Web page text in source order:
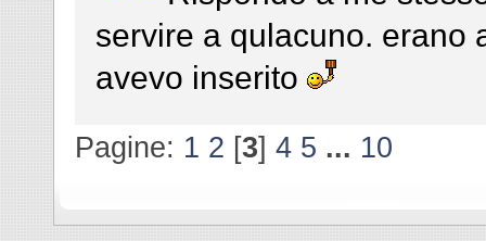
servire a qulacuno. erano
avevo inserito
Pagine: 1 2 [3] 4 5 ... 10